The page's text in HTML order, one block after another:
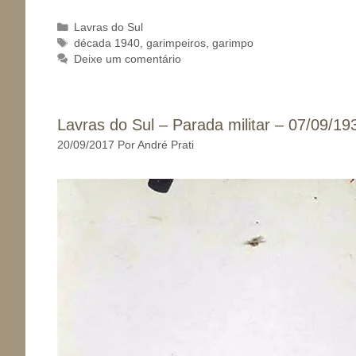
Categorias
Lavras do Sul
Tags
década 1940 ,garimpeiros ,garimpo
Deixe um comentário
Lavras do Sul – Parada militar – 07/09/
20/09/2017 Por André Prati